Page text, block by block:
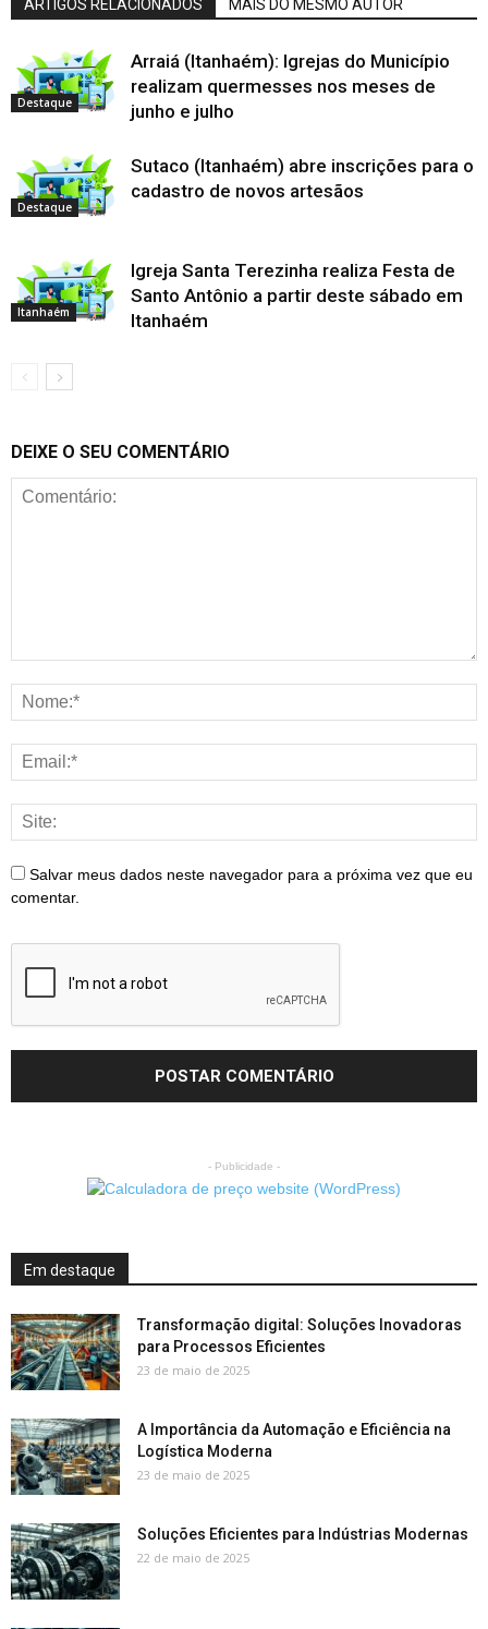
ARTIGOS RELACIONADOS MAIS DO MESMO AUTOR
Destaque
Arraiá (Itanhaém): Igrejas do Município
realizam quermesses nos meses de
junho e julho
Destaque
Sutaco (Itanhaém) abre inscrições para o
cadastro de novos artesãos
Itanhaém
Igreja Santa Terezinha realiza Festa de
Santo Antônio a partir deste sábado em
Itanhaém
DEIXE O SEU COMENTÁRIO
Salvar meus dados neste navegador para a próxima vez que eu
comentar.
- Publicidade -
Em destaque
Transformação digital: Soluções Inovadoras
para Processos Eficientes
23 de maio de 2025
A Importância da Automação e Eficiência na
Logística Moderna
23 de maio de 2025
Soluções Eficientes para Indústrias Modernas
22 de maio de 2025